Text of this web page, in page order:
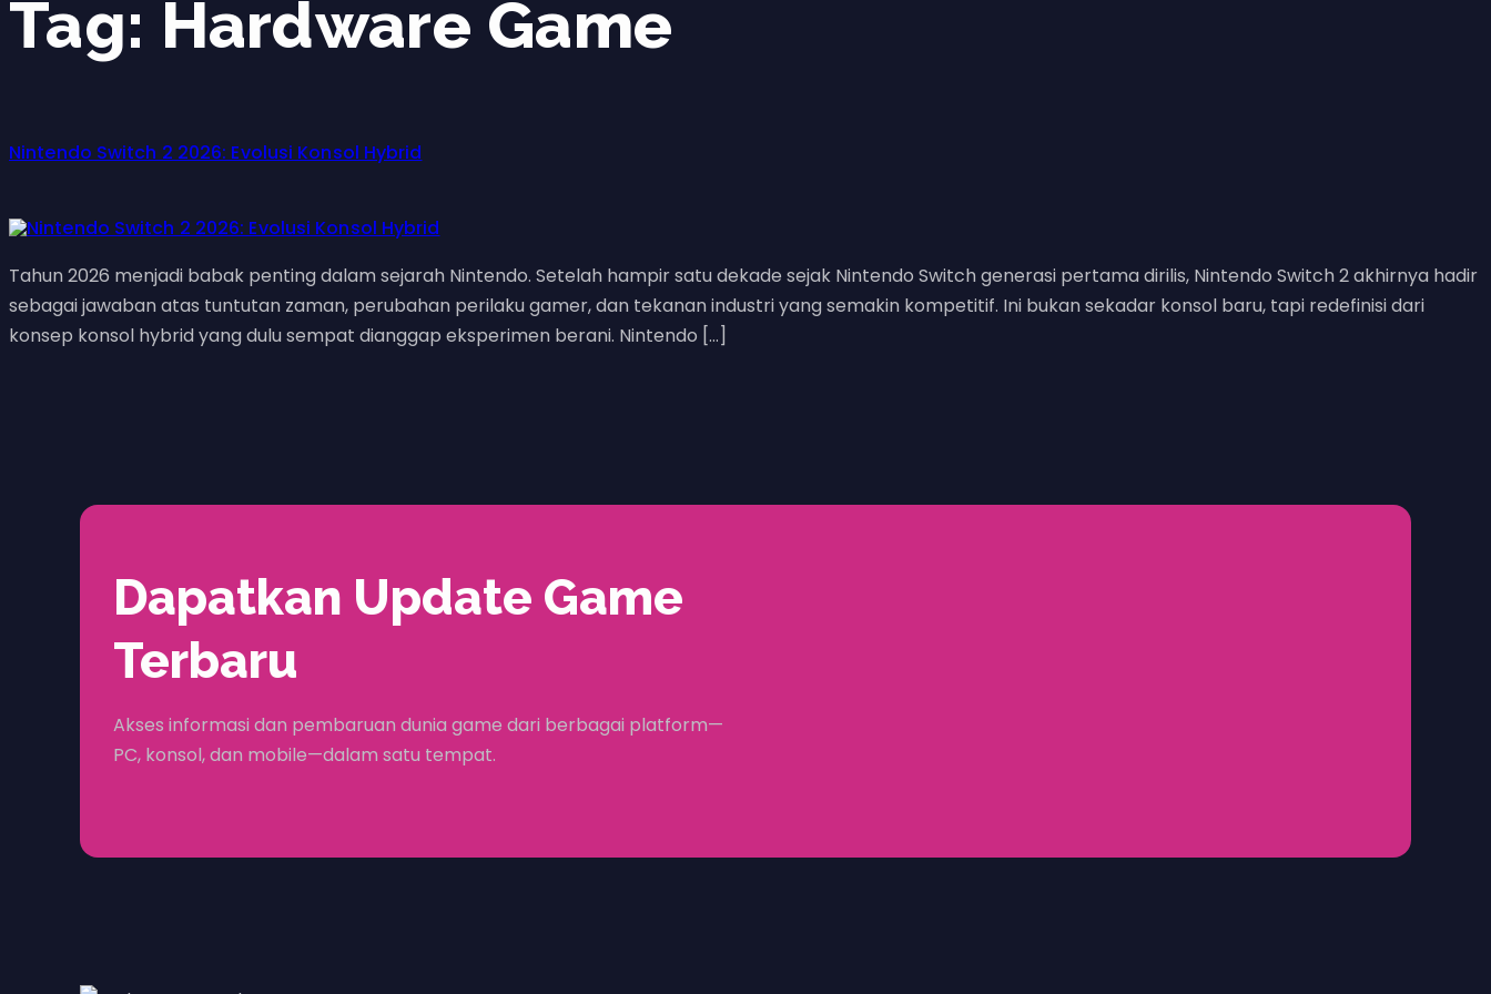
Tag: Hardware Game
Nintendo Switch 2 2026: Evolusi Konsol Hybrid
Tahun 2026 menjadi babak penting dalam sejarah Nintendo. Setelah hampir satu dekade sejak Nintendo Switch generasi pertama dirilis, Nintendo Switch 2 akhirnya hadir
sebagai jawaban atas tuntutan zaman, perubahan perilaku gamer, dan tekanan industri yang semakin kompetitif. Ini bukan sekadar konsol baru, tapi redefinisi dari
konsep konsol hybrid yang dulu sempat dianggap eksperimen berani. Nintendo […]
Dapatkan Update Game
Terbaru
Akses informasi dan pembaruan dunia game dari berbagai platform—
PC, konsol, dan mobile—dalam satu tempat.